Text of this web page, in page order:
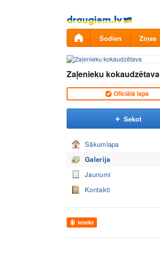
Pāriet
uz
saturu
Šodien Ziņas
Zaļenieku kokaudzētava
Oficiālā lapa
Sekot
Sākumlapa
Galerija
Jaunumi
Kontakti
Ieteikt